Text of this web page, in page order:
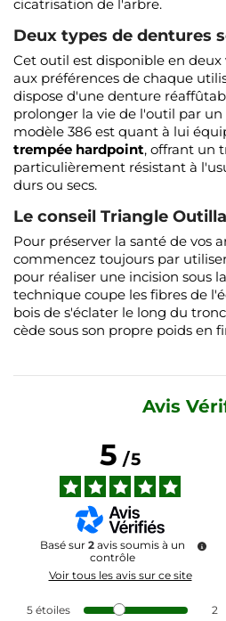
cicatrisation de l'arbre.
Deux types de dentures
Cet outil est disponible en
aux préférences de chaque
dispose d'une denture
prolonger la vie de l'outil par
modèle 386 est quant à lui
trempée hardpoint, offrant un
particulièrement résistant à
durs ou secs.
Le conseil Triangle
Pour préserver la santé de vos
commencez toujours par
pour réaliser une incision sous
technique coupe les fibres de
bois de s'éclater le long du
cède sous son propre poids en
Avis
5/5
Basé sur 2 avis soumis à un
contrôle
Voir tous les avis sur ce site
5 étoiles
2